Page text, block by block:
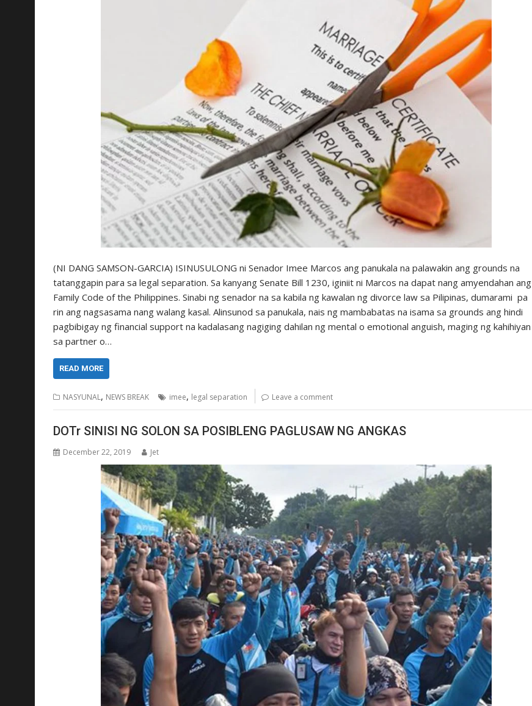
(NI DANG SAMSON-GARCIA) ISINUSULONG ni Senador Imee Marcos ang panukala na palawakin ang grounds na
tatanggapin para sa legal separation. Sa kanyang Senate Bill 1230, iginiit ni Marcos na dapat nang amyendahan ang
Family Code of the Philippines. Sinabi ng senador na sa kabila ng kawalan ng divorce law sa Pilipinas, dumarami pa
rin ang nagsasama nang walang kasal. Alinsunod sa panukala, nais ng mambabatas na isama sa grounds ang hindi
pagbibigay ng financial support na kadalasang nagiging dahilan ng mental o emotional anguish, maging ng kahihiyan
sa partner o…
READ MORE
NASYUNAL, NEWS BREAK imee, legal separation Leave a comment
DOTr SINISI NG SOLON SA POSIBLENG PAGLUSAW NG ANGKAS
December 22, 2019 Jet